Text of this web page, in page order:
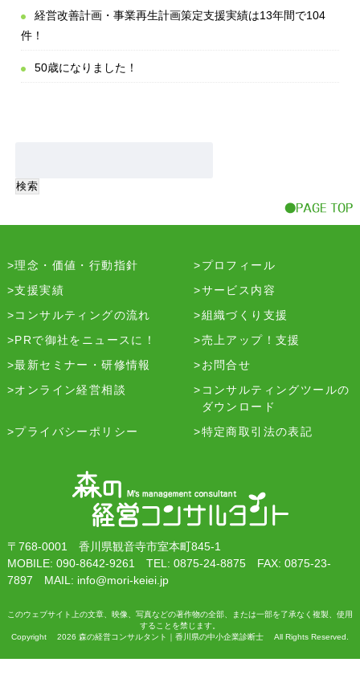
経営改善計画・事業再生計画策定支援実績は13年間で104
件！
50歳になりました！
理念・価値・行動指針
プロフィール
支援実績
サービス内容
コンサルティングの流れ
組織づくり支援
PRで御社をニュースに！
売上アップ！支援
最新セミナー・研修情報
お問合せ
オンライン経営相談
コンサルティングツールの
ダウンロード
プライバシーポリシー
特定商取引法の表記
〒768-0001 香川県観音寺市室本町845-1
MOBILE: 090-8642-9261 TEL: 0875-24-8875 FAX: 0875-23-
7897 MAIL: info@mori-keiei.jp
このウェブサイト上の文章、映像、写真などの著作物の全部、または一部を了承なく複製、使用
することを禁じます。
Copyright 2026 森の経営コンサルタント｜香川県の中小企業診断士 All Rights Reserved.